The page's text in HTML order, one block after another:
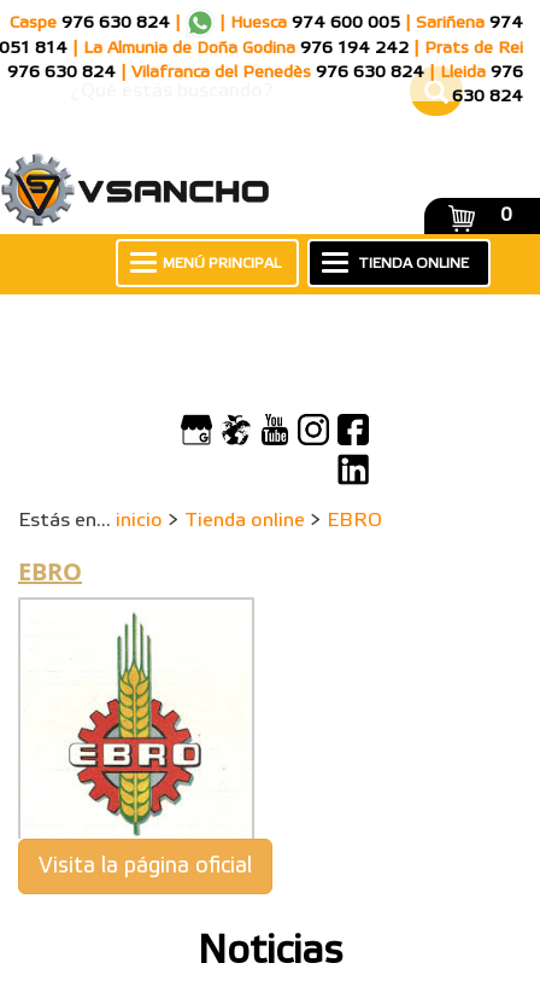
Caspe 976 630 824 Huesca 974 600 005 Sariñena 974
051 814
La Almunia de Doña Godina 976 194 242
Prats de Rei
976 630 824
Vilafranca del Penedès 976 630 824 Lleida 976
630 824
0
TIENDA ONLINE
MENÚ PRINCIPAL
Estás en... inicio > Tienda online > EBRO
EBRO
Visita la página oficial
Noticias